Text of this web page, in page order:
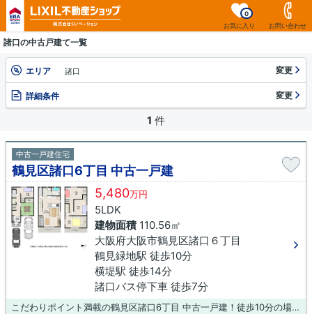
お気に入り
0
お問い合わせ
諸口の中古戸建て一覧
エリア 諸口 変更
詳細条件 変更
1 件
中古一戸建住宅
鶴見区諸口6丁目 中古一戸建
5,480万円
5LDK
建物面積110.56㎡
大阪府大阪市鶴見区諸口６丁目
鶴見緑地駅 徒歩10分
横堤駅 徒歩14分
諸口バス停下車 徒歩7分
こだわりポイント満載の鶴見区諸口6丁目 中古一戸建！徒歩10分の場所に大阪市立茨田西小学校があります！前面道路6m以上という駐車もラクラクな物件！築年数が気になる方、コチラの物件は、2018年12月築となります！不動産の購入は大きなお買い物です！そこで失敗しないためにも、不動産のプロである当社スタッフまでお気軽にお問い合わせください(^^)